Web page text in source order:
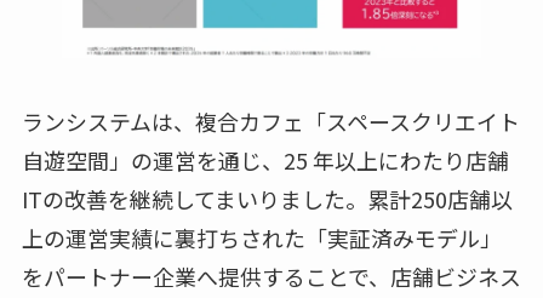
ランシステムは、複合カフェ「スペースクリエイト
自遊空間」の運営を通じ、25 年以上にわたり店舗
ITの改善を継続してまいりました。累計250店舗以
上の運営実績に裏打ちされた「実証済みモデル」
をパートナー企業へ提供することで、店舗ビジネス